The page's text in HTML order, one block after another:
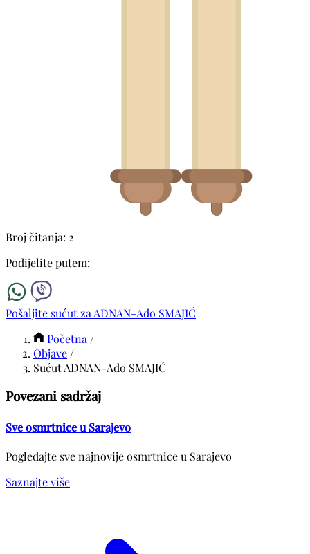
Broj čitanja: 2
Podijelite putem:
Pošaljite sućut za ADNAN-Ado SMAJIĆ
Početna /
Objave /
Sućut ADNAN-Ado SMAJIĆ
Povezani sadržaj
Sve osmrtnice u Sarajevo
Pogledajte sve najnovije osmrtnice u Sarajevo
Saznajte više